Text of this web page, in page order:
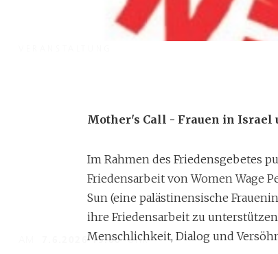
Friedensgebet
30 Minuten innehalten für die Nöte der Welt an
Mother's Call - Frauen in Israel und Palästina,
7.6.2026 19:00 UHR
Mother's Call - Frauen in Israel
Im Rahmen des Friedensgebetes
Friedensarbeit von Women Wage
Sun (eine palästinensische
ihre Friedensarbeit zu
Menschlichkeit, Dialog und